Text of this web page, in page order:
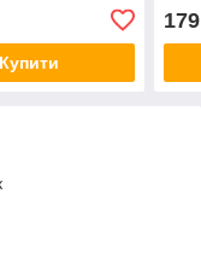
Купити
179